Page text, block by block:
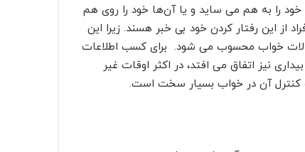
را به هم می ساید و یا آن‌ها خود را روی هم
از این رفتار کردن خود بی خبر هسند. زیرا این
خواب محسوب می شود. برای کسب اطلاعات
نیز اتفاق می افتد، در اکثر اوقات غیر
و کنترل آن در خواب بسیار سخت است.